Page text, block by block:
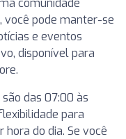
comunidade
você pode manter-se
e eventos
disponível para
das 07:00 às
para
do dia. Se você